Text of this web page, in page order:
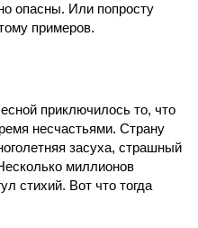
опасны. Или попросту
примеров.
приключилось то, что
несчастьями. Страну
засуха, страшный
миллионов
стихий. Вот что тогда